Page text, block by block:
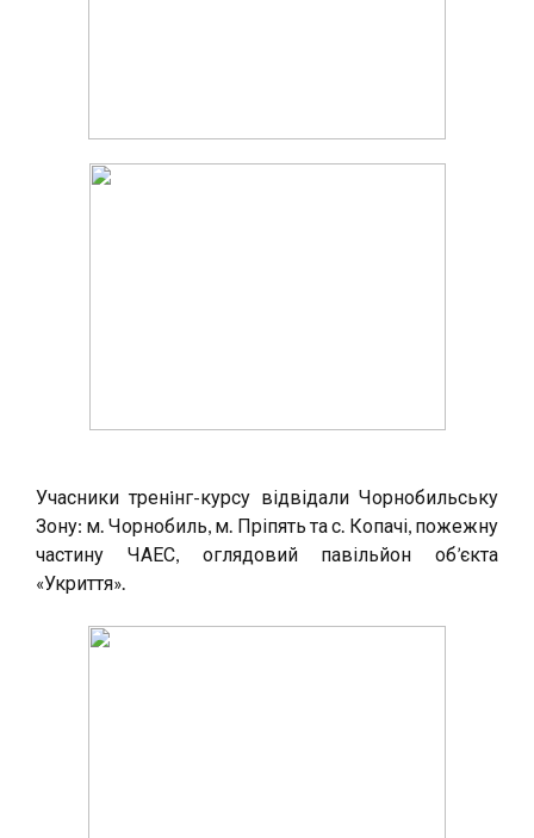
Учасники тренiнг-курсу відвідали Чорнобильську
Зону: м. Чорнобиль, м. Пріпять та с. Копачі, пожежну
частину ЧАЕС, оглядовий павільйон об’єкта
«Укриття».